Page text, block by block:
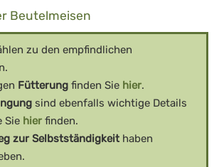
Beutelmeisen
zu den empfindlichen
Fütterung finden Sie hier.
sind ebenfalls wichtige Details
Sie hier finden.
zur Selbstständigkeit haben